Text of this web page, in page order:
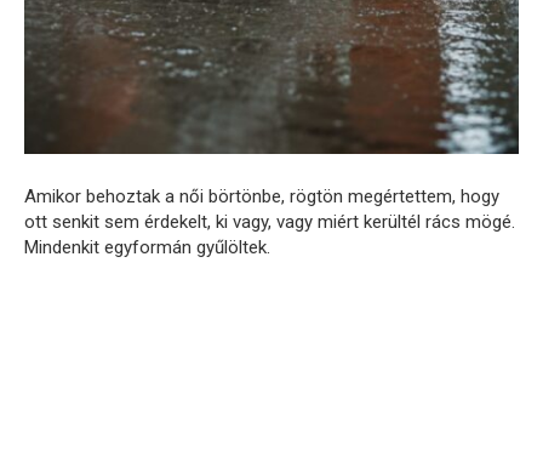
Amikor behoztak a női börtönbe, rögtön megértettem, hogy
ott senkit sem érdekelt, ki vagy, vagy miért kerültél rács mögé.
Mindenkit egyformán gyűlöltek.